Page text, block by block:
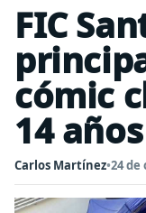
FIC
cómic
14 años
Carlos Martínez•24 de